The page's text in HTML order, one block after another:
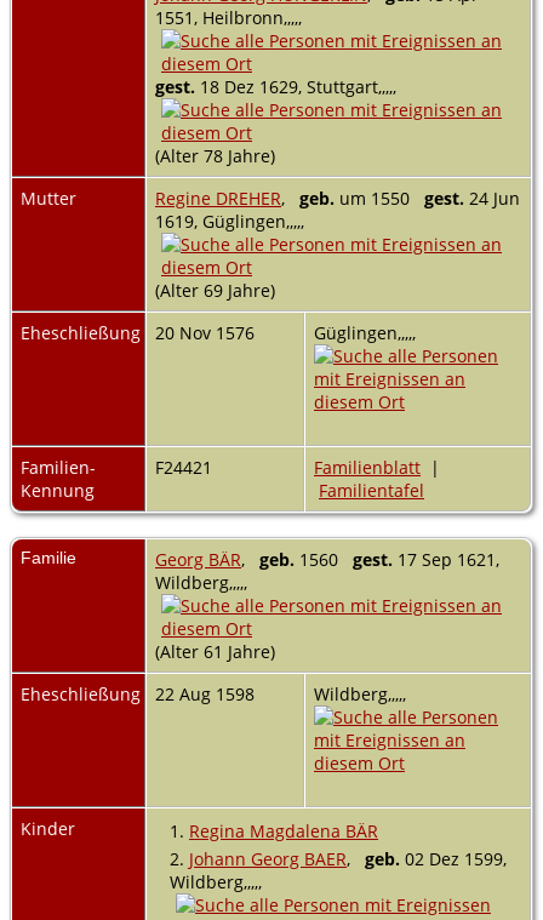
1551, Heilbronn,,,,,
gest. 18 Dez 1629, Stuttgart,,,,,
(Alter 78 Jahre)
Mutter
Regine DREHER, geb. um 1550 gest. 24 Jun
1619, Güglingen,,,,,
(Alter 69 Jahre)
Eheschließung
20 Nov 1576 Güglingen,,,,,
Familien-
Kennung
F24421 Familienblatt |
Familientafel
Familie Georg BÄR, geb. 1560 gest. 17 Sep 1621,
Wildberg,,,,,
(Alter 61 Jahre)
Eheschließung
22 Aug 1598 Wildberg,,,,,
Kinder 1. Regina Magdalena BÄR
2. Johann Georg BAER, geb. 02 Dez 1599,
Wildberg,,,,,